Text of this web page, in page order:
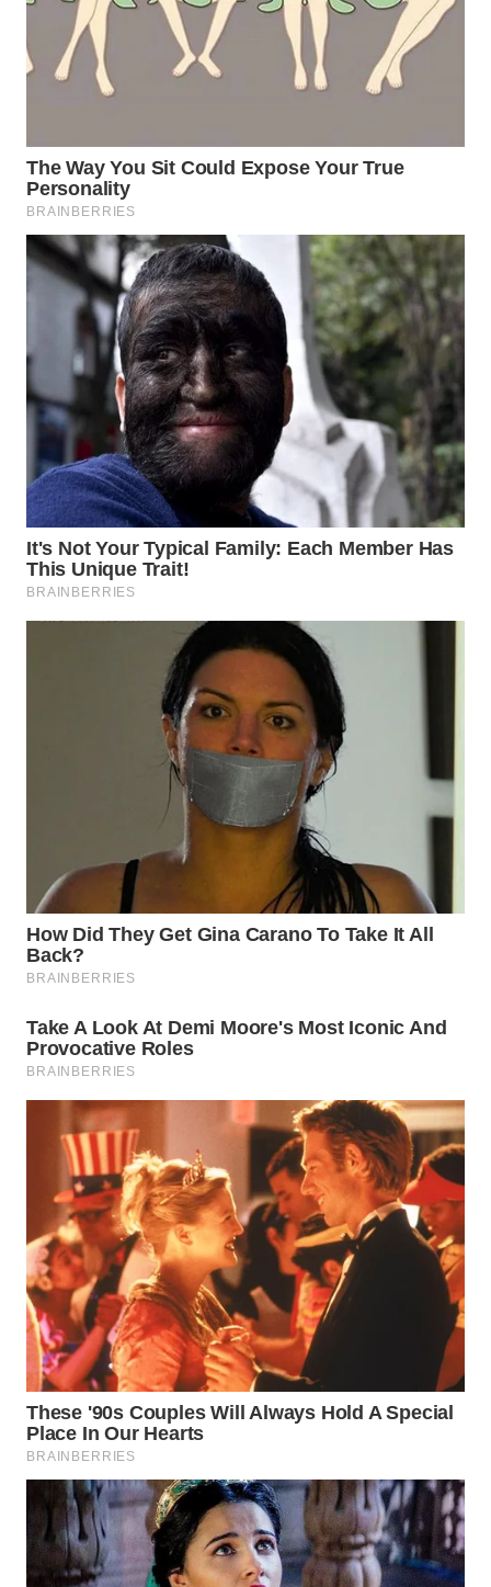
WN
LABUHANBATU
WN
WN DELI
SERDANG
WN
TEBING
TINGGI
WN
PAKPAK
WN
KARAWANG
WN
BEKASI
WN
WN
SAMOSIR
WN
WN
SUMEDANG
WN
CIANJUR
WN
KEPULAUAN
SERIBU
WN
TANGERANG
WN
BINJAI
WN
CIREBON
WN